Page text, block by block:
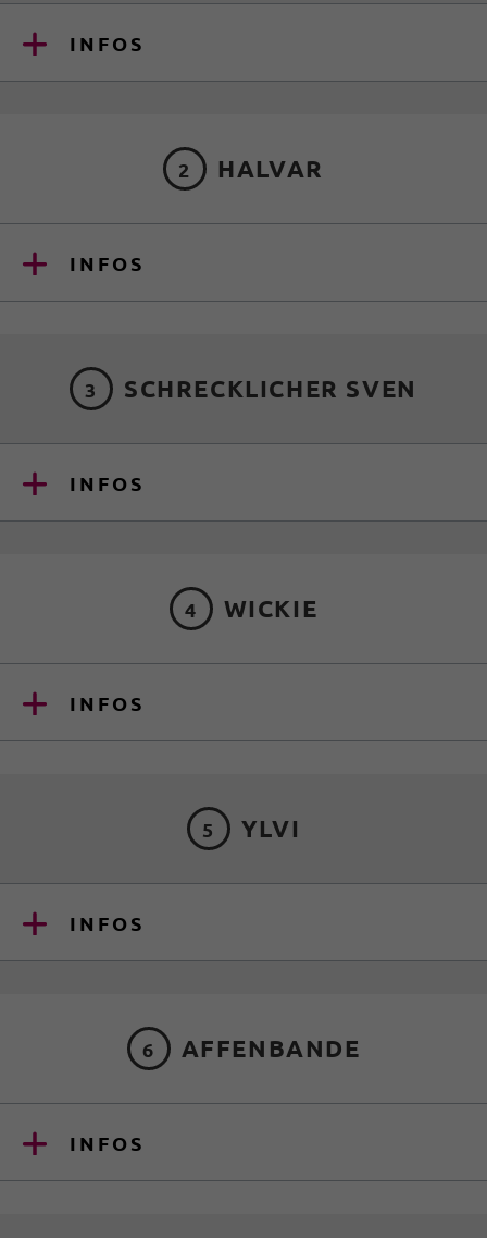
INFOS
2 HALVAR
INFOS
3 SCHRECKLICHER SVEN
INFOS
4 WICKIE
INFOS
5 YLVI
INFOS
6 AFFENBANDE
INFOS